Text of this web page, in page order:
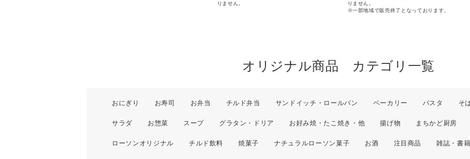
りません。
りません。
※一部地域で販売終了となっております。
オリジナル商品 カテゴリ一覧
おにぎり お寿司 お弁当 チルド弁当 サンドイッチ・ロールパン ベーカリー パスタ そ
サラダ お惣菜 スープ グラタン・ドリア お好み焼・たこ焼き・他 揚げ物 まちかど厨房
ローソンオリジナル チルド飲料 焼菓子 ナチュラルローソン菓子 お酒 注目商品 雑誌・書